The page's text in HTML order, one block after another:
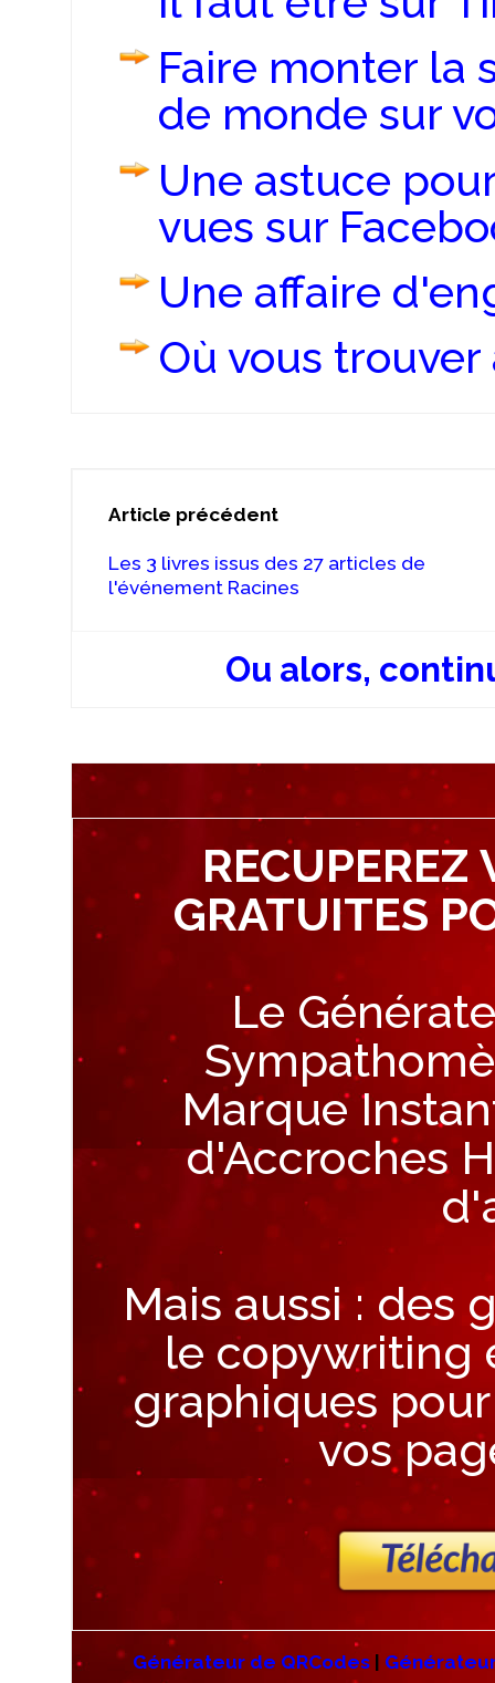
Faire monter la
de monde sur
Une astuce
vues sur
Une affaire
Où vous trouver
Article précédent
Les 3 livres issus des 27 articles de
l'événement Racines
Ou alors,
RECUPEREZ
GRATUITES
Le
Marque
d'Accroches
Mais aussi : des
le copywriting
graphiques
vos
Générateur de QRCodes